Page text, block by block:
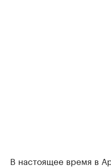
В настоящее время в